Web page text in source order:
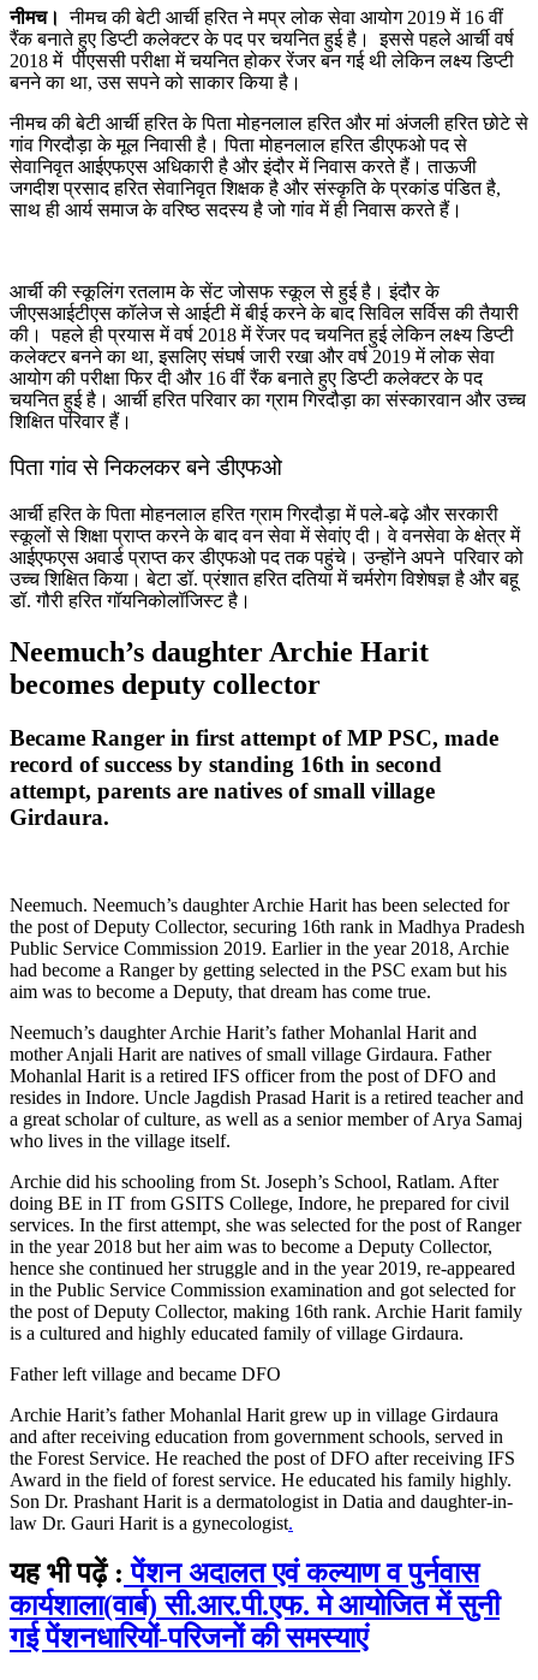
नीमच। नीमच की बेटी आर्ची हरित ने मप्र लोक सेवा आयोग 2019 में 16 वीं
रैंक बनाते हुए डिप्टी कलेक्टर के पद पर चयनित हुई है। इससे पहले आर्ची वर्ष
2018 में पीएससी परीक्षा में चयनित होकर रेंजर बन गई थी लेकिन लक्ष्य डिप्टी
बनने का था, उस सपने को साकार किया है।
नीमच की बेटी आर्ची हरित के पिता मोहनलाल हरित और मां अंजली हरित छोटे से
गांव गिरदौड़ा के मूल निवासी है। पिता मोहनलाल हरित डीएफओ पद से
सेवानिवृत आईएफएस अधिकारी है और इंदौर में निवास करते हैं। ताऊजी
जगदीश प्रसाद हरित सेवानिवृत शिक्षक है और संस्कृति के प्रकांड पंडित है,
साथ ही आर्य समाज के वरिष्ठ सदस्य है जो गांव में ही निवास करते हैं।
आर्ची की स्कूलिंग रतलाम के सेंट जोसफ स्कूल से हुई है। इंदौर के
जीएसआईटीएस कॉलेज से आईटी में बीई करने के बाद सिविल सर्विस की तैयारी
की। पहले ही प्रयास में वर्ष 2018 में रेंजर पद चयनित हुई लेकिन लक्ष्य डिप्टी
कलेक्टर बनने का था, इसलिए संघर्ष जारी रखा और वर्ष 2019 में लोक सेवा
आयोग की परीक्षा फिर दी और 16 वीं रैंक बनाते हुए डिप्टी कलेक्टर के पद
चयनित हुई है। आर्ची हरित परिवार का ग्राम गिरदौड़ा का संस्कारवान और उच्च
शिक्षित परिवार हैं।
पिता गांव से निकलकर बने डीएफओ
आर्ची हरित के पिता मोहनलाल हरित ग्राम गिरदौड़ा में पले-बढ़े और सरकारी
स्कूलों से शिक्षा प्राप्त करने के बाद वन सेवा में सेवांए दी। वे वनसेवा के क्षेत्र में
आईएफएस अवार्ड प्राप्त कर डीएफओ पद तक पहुंचे। उन्होंने अपने परिवार को
उच्च शिक्षित किया। बेटा डॉ. प्रंशात हरित दतिया में चर्मरोग विशेषज्ञ है और बहू
डॉ. गौरी हरित गॉयनिकोलॉजिस्ट है।
Neemuch’s daughter Archie Harit
becomes deputy collector
Became Ranger in first attempt of MP PSC, made
record of success by standing 16th in second
attempt, parents are natives of small village
Girdaura.
Neemuch. Neemuch’s daughter Archie Harit has been selected for
the post of Deputy Collector, securing 16th rank in Madhya Pradesh
Public Service Commission 2019. Earlier in the year 2018, Archie
had become a Ranger by getting selected in the PSC exam but his
aim was to become a Deputy, that dream has come true.
Neemuch’s daughter Archie Harit’s father Mohanlal Harit and
mother Anjali Harit are natives of small village Girdaura. Father
Mohanlal Harit is a retired IFS officer from the post of DFO and
resides in Indore. Uncle Jagdish Prasad Harit is a retired teacher and
a great scholar of culture, as well as a senior member of Arya Samaj
who lives in the village itself.
Archie did his schooling from St. Joseph’s School, Ratlam. After
doing BE in IT from GSITS College, Indore, he prepared for civil
services. In the first attempt, she was selected for the post of Ranger
in the year 2018 but her aim was to become a Deputy Collector,
hence she continued her struggle and in the year 2019, re-appeared
in the Public Service Commission examination and got selected for
the post of Deputy Collector, making 16th rank. Archie Harit family
is a cultured and highly educated family of village Girdaura.
Father left village and became DFO
Archie Harit’s father Mohanlal Harit grew up in village Girdaura
and after receiving education from government schools, served in
the Forest Service. He reached the post of DFO after receiving IFS
Award in the field of forest service. He educated his family highly.
Son Dr. Prashant Harit is a dermatologist in Datia and daughter-in-
law Dr. Gauri Harit is a gynecologist.
यह भी पढ़ें : पेंशन अदालत एवं कल्याण व पुर्नवास
कार्यशाला(वार्ब) सी.आर.पी.एफ. मे आयोजित में सुनी
गई पेंशनधारियों-परिजनों की समस्याएं